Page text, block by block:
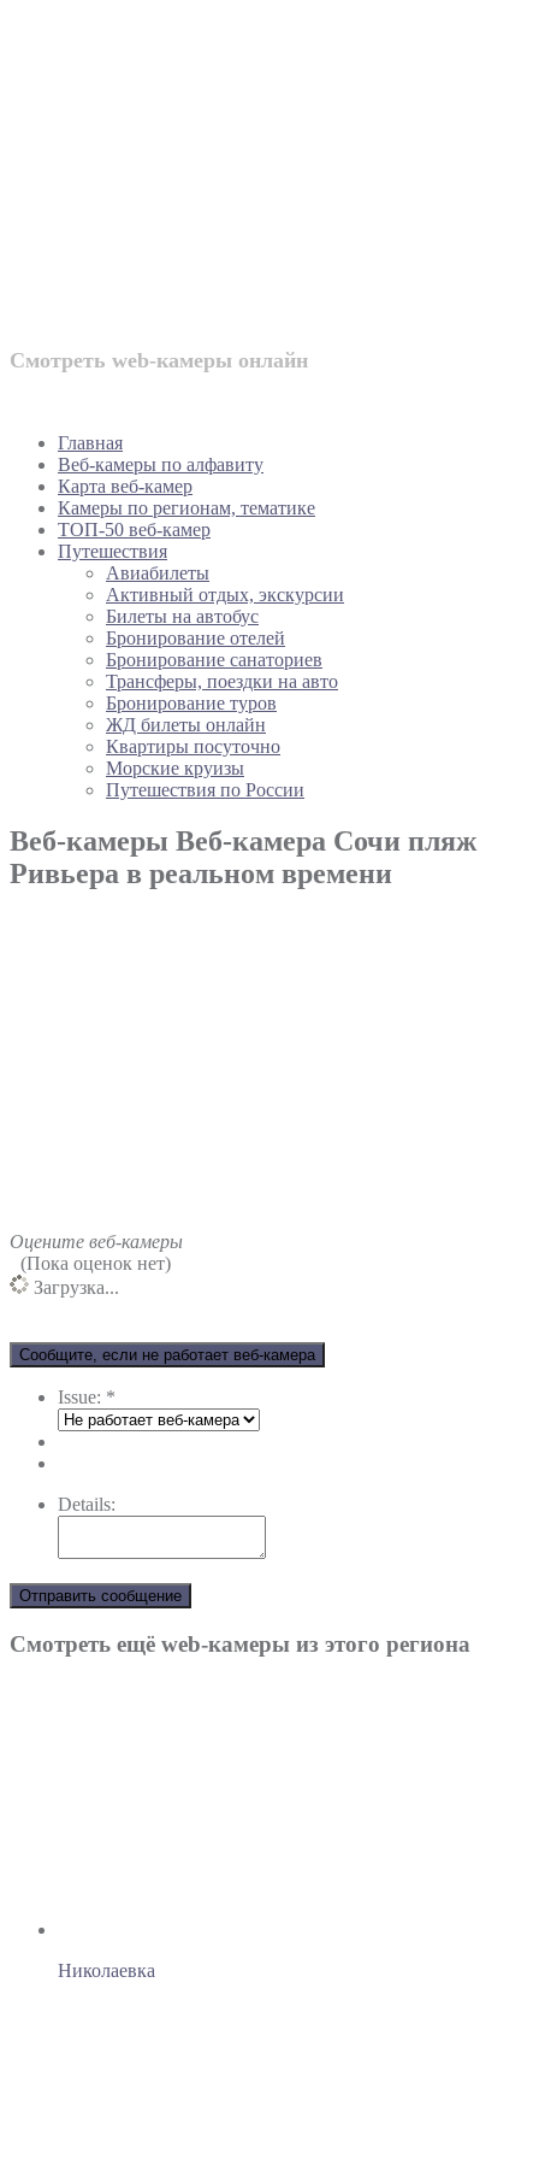
Смотреть web-камеры онлайн
Главная
Веб-камеры по алфавиту
Карта веб-камер
Камеры по регионам, тематике
ТОП-50 веб-камер
Путешествия
Авиабилеты
Активный отдых, экскурсии
Билеты на автобус
Бронирование отелей
Бронирование санаториев
Трансферы, поездки на авто
Бронирование туров
ЖД билеты онлайн
Квартиры посуточно
Морские круизы
Путешествия по России
Веб-камеры Веб-камера Сочи пляж
Ривьера в реальном времени
Оцените веб-камеры
(Пока оценок нет)
Загрузка...
Сообщите, если не работает веб-камера
Issue: *
Details:
Отправить сообщение
Смотреть ещё web-камеры из этого региона
Николаевка